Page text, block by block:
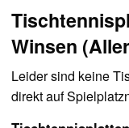
Winsen
Leider sind keine
direkt auf